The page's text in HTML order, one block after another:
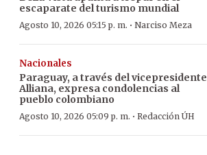
escaparate del turismo mundial
Agosto 10, 2026 05:15 p. m. · Narciso Meza
Nacionales
Paraguay, a través del vicepresidente
Alliana, expresa condolencias al
pueblo colombiano
Agosto 10, 2026 05:09 p. m. · Redacción ÚH